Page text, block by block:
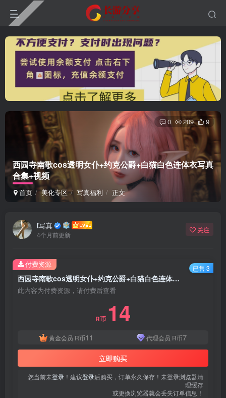
西园寺南歌cos透明女仆+约克公爵+白猫白色连体衣写真
合集+视频
首页 美化专区 写真福利 正文
0 209 9
i写真
4个月前更新
关注
西园寺南歌cos透明女仆+约克公爵+白猫白色连体衣写真合集+视频
此内容为付费资源，请付费后查看
R币 14
黄金会员 R币11 代理会员 R币7
立即购买
您当前未登录 ！建议登录后购买，订单永久保存！未登录浏览器清
理缓存
或更换浏览器就会丢失订单信息！
付费资源 已售 3